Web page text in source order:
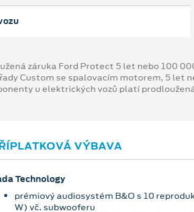
záruka Ford Protect 5 let nebo 100
Custom se spalovacím motorem, 5 let
u elektrických vozů platí
VÝBAVA
Technology
prémiový audiosystém B&O s 10
W) vč. subwooferu